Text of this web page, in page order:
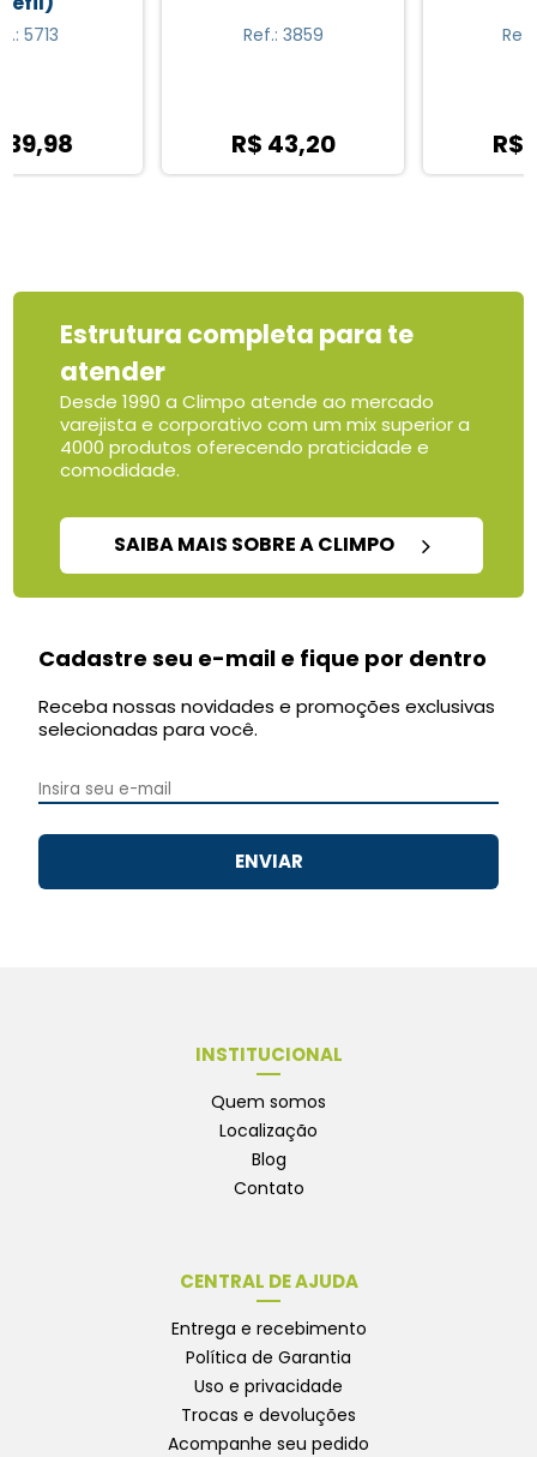
Estrutura completa para te
atender
Desde 1990 a Climpo atende ao mercado
varejista e corporativo com um mix superior a
4000 produtos oferecendo praticidade e
comodidade.
SAIBA MAIS SOBRE A CLIMPO
Cadastre seu e-mail e fique por dentro
Receba nossas novidades e promoções exclusivas
selecionadas para você.
ENVIAR
INSTITUCIONAL
Quem somos
Localização
Blog
Contato
CENTRAL DE AJUDA
Entrega e recebimento
Política de Garantia
Uso e privacidade
Trocas e devoluções
Acompanhe seu pedido